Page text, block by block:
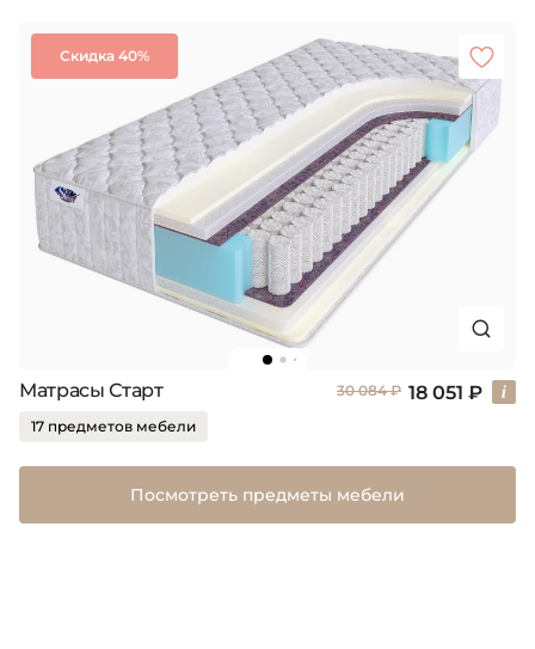
Скидка 40%
Матрасы Старт 30 084 ₽ 18 051 ₽
17 предметов мебели
Посмотреть предметы мебели